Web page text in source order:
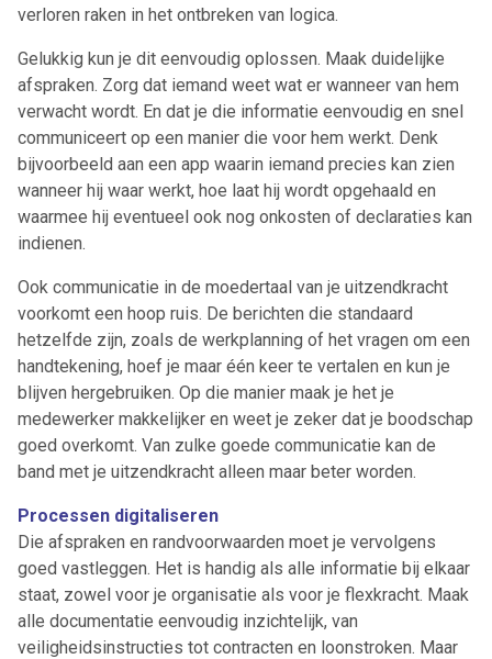
verloren raken in het ontbreken van logica.
Gelukkig kun je dit eenvoudig oplossen. Maak duidelijke
afspraken. Zorg dat iemand weet wat er wanneer van hem
verwacht wordt. En dat je die informatie eenvoudig en snel
communiceert op een manier die voor hem werkt. Denk
bijvoorbeeld aan een app waarin iemand precies kan zien
wanneer hij waar werkt, hoe laat hij wordt opgehaald en
waarmee hij eventueel ook nog onkosten of declaraties kan
indienen.
Ook communicatie in de moedertaal van je uitzendkracht
voorkomt een hoop ruis. De berichten die standaard
hetzelfde zijn, zoals de werkplanning of het vragen om een
handtekening, hoef je maar één keer te vertalen en kun je
blijven hergebruiken. Op die manier maak je het je
medewerker makkelijker en weet je zeker dat je boodschap
goed overkomt. Van zulke goede communicatie kan de
band met je uitzendkracht alleen maar beter worden.
Processen digitaliseren
Die afspraken en randvoorwaarden moet je vervolgens
goed vastleggen. Het is handig als alle informatie bij elkaar
staat, zowel voor je organisatie als voor je flexkracht. Maak
alle documentatie eenvoudig inzichtelijk, van
veiligheidsinstructies tot contracten en loonstroken. Maar